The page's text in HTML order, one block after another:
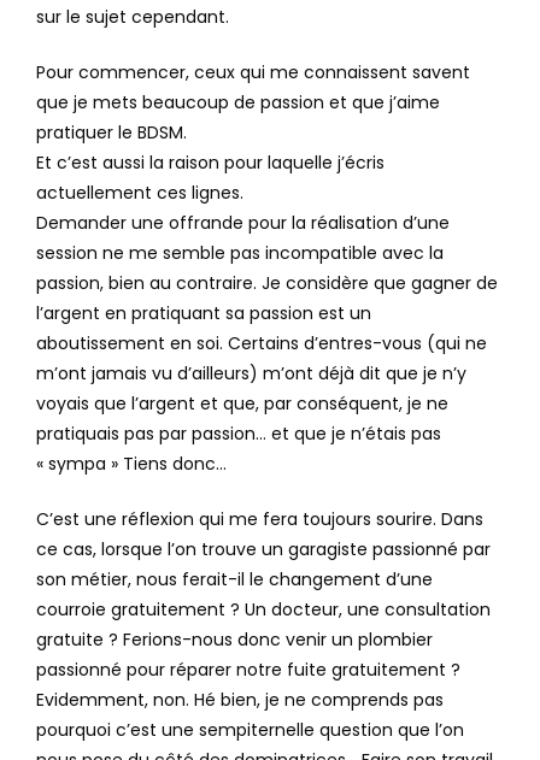
sur le sujet cependant.
Pour commencer, ceux qui me connaissent savent
que je mets beaucoup de passion et que j’aime
pratiquer le BDSM.
Et c’est aussi la raison pour laquelle j’écris
actuellement ces lignes.
Demander une offrande pour la réalisation d’une
session ne me semble pas incompatible avec la
passion, bien au contraire. Je considère que gagner de
l’argent en pratiquant sa passion est un
aboutissement en soi. Certains d’entres-vous (qui ne
m’ont jamais vu d’ailleurs) m’ont déjà dit que je n’y
voyais que l’argent et que, par conséquent, je ne
pratiquais pas par passion… et que je n’étais pas
« sympa » Tiens donc…
C’est une réflexion qui me fera toujours sourire. Dans
ce cas, lorsque l’on trouve un garagiste passionné par
son métier, nous ferait-il le changement d’une
courroie gratuitement ? Un docteur, une consultation
gratuite ? Ferions-nous donc venir un plombier
passionné pour réparer notre fuite gratuitement ?
Evidemment, non. Hé bien, je ne comprends pas
pourquoi c’est une sempiternelle question que l’on